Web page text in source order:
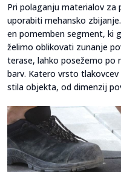
Pri polaganju materialov
uporabiti mehansko
en pomemben segment, ki
želimo oblikovati zunanje
terase, lahko posežemo po
barv. Katero vrsto
stila objekta, od dimenzij